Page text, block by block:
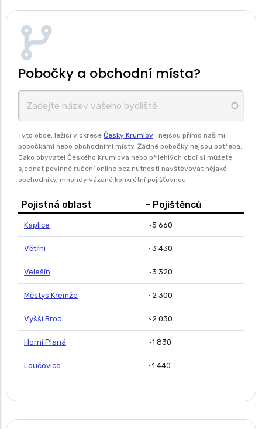
Pobočky a obchodní místa?
Tyto obce, ležící v okrese Český Krumlov , nejsou přímo našimi
pobočkami nebo obchodními místy. Žádné pobočky nejsou potřeba.
Jako obyvatel Českého Krumlova nebo přilehlých obcí si můžete
sjednat povinné ručení online bez nutnosti navštěvovat nějaké
obchodníky, mnohdy vázané konkrétní pojišťovnou.
Pojistná oblast ~ Pojištěnců
Kaplice ~5 660
Větřní ~3 430
Velešín ~3 320
Městys Křemže ~2 300
Vyšší Brod ~2 030
Horní Planá ~1 830
Loučovice ~1 440